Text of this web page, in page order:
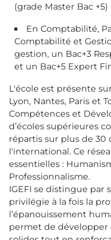
(grade Master Bac +5)
En Comptabilité,
Comptabilité et
gestion, un Bac+3
et un Bac+5 Expert
L'école est présente
Lyon, Nantes, Paris et
Compétences et
d’écoles supérieures
répartis sur plus de 30
l'international. Ce
essentielles :
Professionnalisme.
IGEFI se distingue par
privilégie à la fois la
l’épanouissement
permet de